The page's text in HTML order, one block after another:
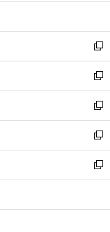
開
く
ン
ウ
で
開
く
ウ
ン
ド
ウ
で
開
く
し
ウ
ィ
ン
ド
ウ
で
開
く
新
し
い
ウ
ィ
ン
ド
ウ
で
開
新
し
い
ウ
ィ
ン
ド
ウ
開
新
し
い
ウ
ィ
ン
ウ
新
し
い
ウ
ン
新
し
ウ